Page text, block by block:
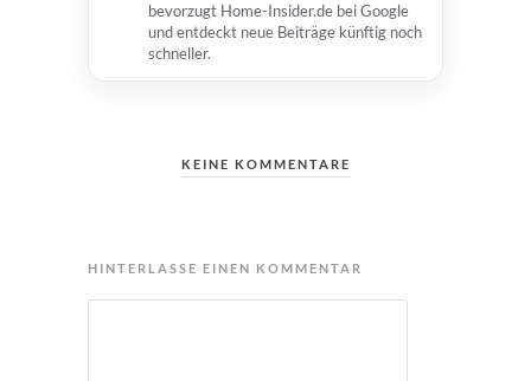
bevorzugt Home-Insider.de bei Google
und entdeckt neue Beiträge künftig noch
schneller.
KEINE KOMMENTARE
HINTERLASSE EINEN KOMMENTAR